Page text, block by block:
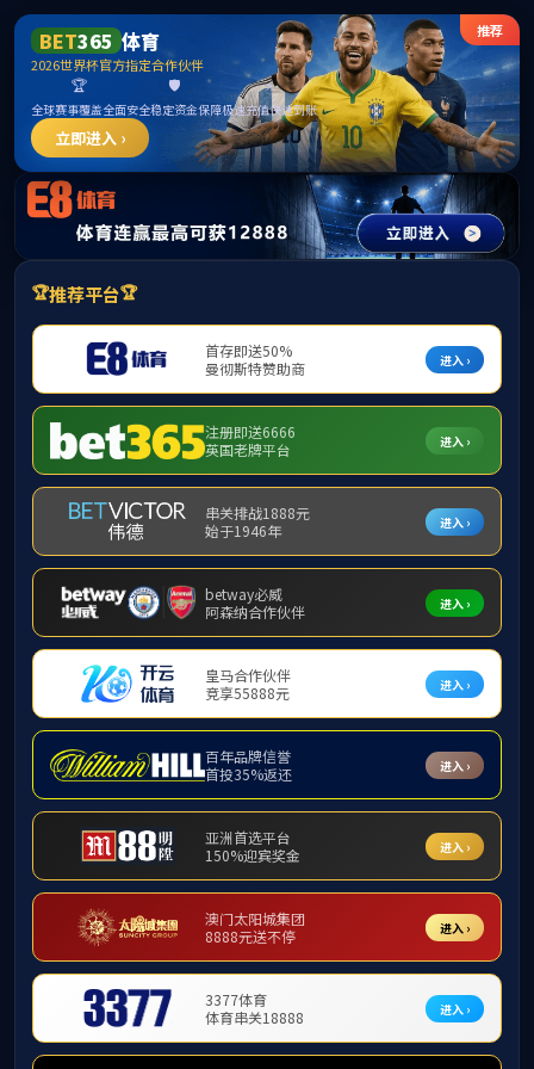
网站首页 师资队伍 党建工作 教务教学
联系我们
科学研究
规章制度
工作通告
科研活动
科学研究
365英国上市员工任建
张绪娥老师受邀参加中
中国海洋大学赵新峰教
365英国上市员工田莹
徐丽红老师受邀参加人
山东女子365英国上市
365英国上市邀请杜福
365英国上市邀请山东
365英国上市员工受邀参